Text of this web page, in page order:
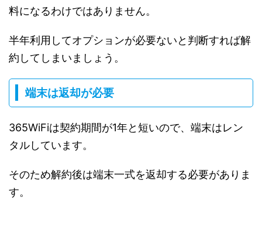
料になるわけではありません。
半年利用してオプションが必要ないと判断すれば解
約してしまいましょう。
端末は返却が必要
365WiFiは契約期間が1年と短いので、端末はレン
タルしています。
そのため解約後は端末一式を返却する必要がありま
す。